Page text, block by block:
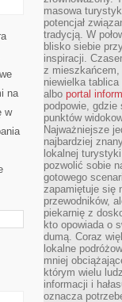
na
w
masowa
potencjał
tradycją. W
blisko siebie
inspiracji.
z mieszkańcem,
niewielka
albo portal
podpowie,
punktów
Najważniejsze
najbardziej
lokalnej
pozwolić sobie
gotowego
zapamiętuje się
przewodników,
piekarnię z
kto opowiada o
dumą. Coraz
lokalne
mniej
którym wielu
informacji i
oznacza